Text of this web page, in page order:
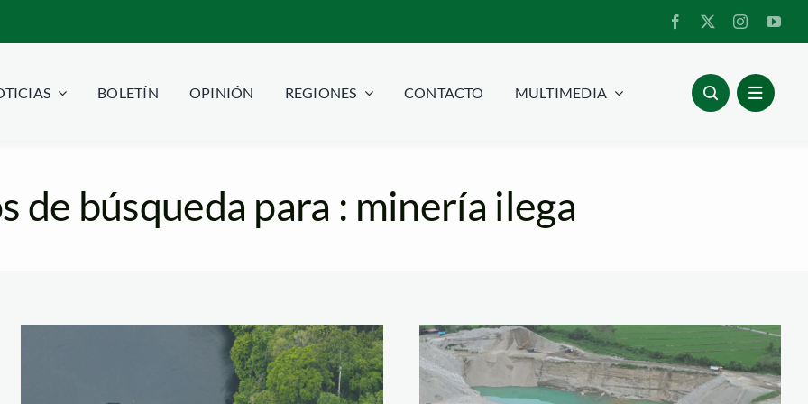
BOLETÍN OPINIÓN REGIONES CONTACTO MULTIMEDIA
de búsqueda para : minería ilega